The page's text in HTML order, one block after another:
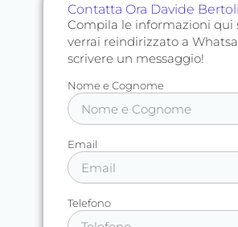
Contatta Ora Davide Bertoli
Compila le informazioni qui
verrai reindirizzato a
scrivere un messaggio!
Nome e Cognome
Email
Telefono